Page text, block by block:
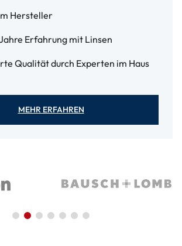
Hersteller
Erfahrung mit Linsen
Qualität durch Experten im Haus
MEHR ERFAHREN